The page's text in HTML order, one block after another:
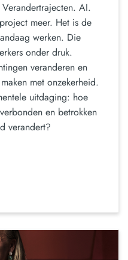
AI.
meer. Het is de
werken. Die
onder druk.
veranderen en
met onzekerheid.
uitdaging: hoe
en betrokken
verandert?